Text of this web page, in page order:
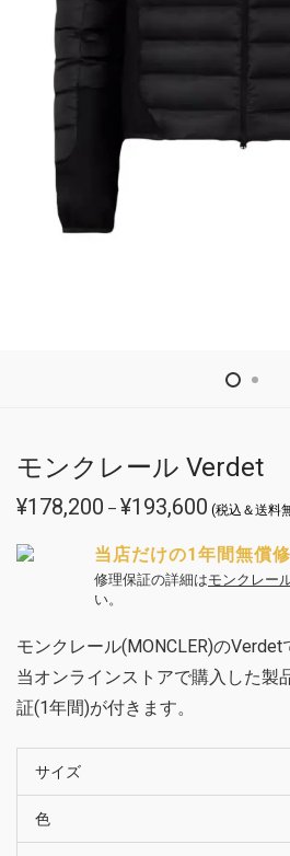
モンクレール Verdet
¥178,200 – ¥193,600 価
格
¥178,200
–
¥193,600
(税込＆送料
当店だけの1年間無償
修理保証の詳細はモンクレー
い。
モンクレール(MONCLER)のVerdet
当オンラインストアで購入した製
証(1年間)が付きます。
サイズ
色